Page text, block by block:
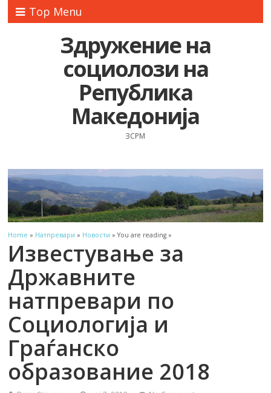
Top Menu
Здружение на
социолози на
Република
Македонија
ЗСРМ
Home » Натпревари » Новости » You are reading »
Известување за
Државните
натпревари по
Социологија и
Граѓанско
образование 2018